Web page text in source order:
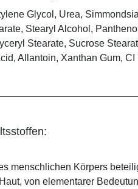
Glycol, Urea,
Stearyl Alcohol,
Stearate, Sucrose
Allantoin, Xanthan Gum, CI
menschlichen Körpers
von elementarer